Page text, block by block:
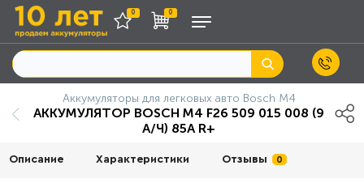
0 0
Аккумуляторы для легковых авто Bosch M4
АККУМУЛЯТОР BOSCH M4 F26 509 015 008 (9
А/Ч) 85A R+
Описание Характеристики Отзывы 0